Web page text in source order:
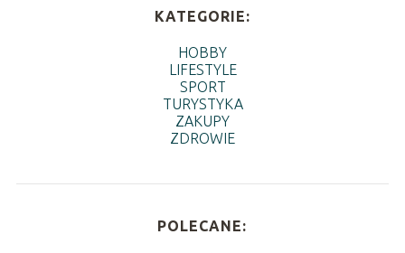
KATEGORIE:
HOBBY
LIFESTYLE
SPORT
TURYSTYKA
ZAKUPY
ZDROWIE
POLECANE: